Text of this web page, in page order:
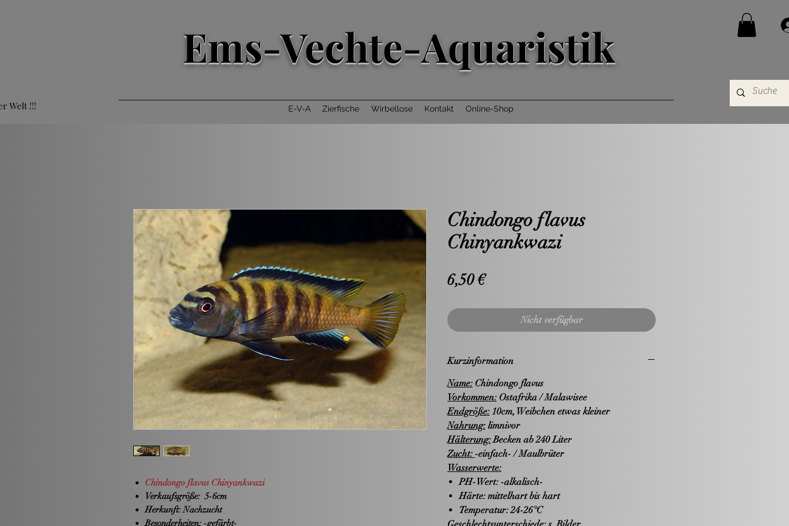
Welt !!!
Ems-Vechte-Aquaristik
E-V-A Zierfische Wirbellose Kontakt Online-Shop
Chindongo flavus Chinyankwazi
Verkaufsgröße: 5-6cm
Herkunft:Nachzucht
Besonderheiten: -gefärbt-
Chindongo flavus
Chinyankwazi
6,50 €Preis
Nicht verfügbar
Kurzinformation
Name: Chindongo flavus
Vorkommen: Ostafrika / Malawisee
Endgröße: 10cm, Weibchen etwas kleiner
Nahrung: limnivor
Hälterung:Becken ab 240 Liter
Zucht: -einfach- / Maulbrüter
Wasserwerte:
PH-Wert: -alkalisch-
Härte: mittelhart bis hart
Temperatur: 24-26°C